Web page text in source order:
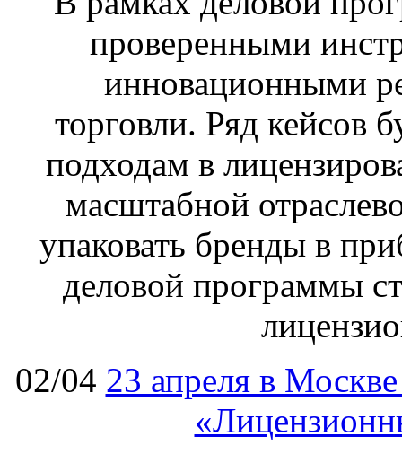
проверенными
инновационными
торговли. Ряд кейсов
подходам в
масштабной
упаковать бренды в
деловой программы
02/04 23 апреля в